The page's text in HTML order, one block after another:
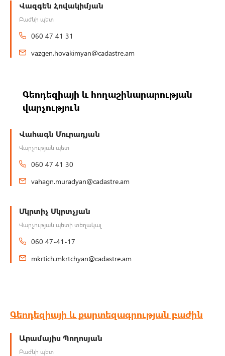
Վազգեն Հովակիմյան
Բաժնի պետ
060 47 41 31
vazgen.hovakimyan@cadastre.am
Գեոդեզիայի և հողաշինարարության
վարչություն
Վահագն Մուրադյան
Վարչության պետ
060 47 41 30
vahagn.muradyan@cadastre.am
Մկրտիչ Մկրտչյան
Վարչության պետի տեղակալ
060 47-41-17
mkrtich.mkrtchyan@cadastre.am
Գեոդեզիայի և քարտեզագրության բաժին
Արամայիս Պողոսյան
Բաժնի պետ